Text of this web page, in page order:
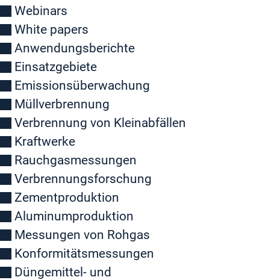
Webinars
White papers
Anwendungsberichte
Einsatzgebiete
Emissionsüberwachung
Müllverbrennung
Verbrennung von Kleinabfällen
Kraftwerke
Rauchgasmessungen
Verbrennungsforschung
Zementproduktion
Aluminumproduktion
Messungen von Rohgas
Konformitätsmessungen
Düngemittel- und